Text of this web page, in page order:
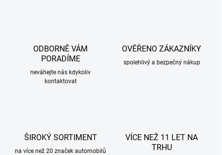
ODBORNĚ VÁM
PORADÍME
neváhejte nás kdykoliv
kontaktovat
OVĚŘENO ZÁKAZNÍKY
spolehlivý a bezpečný nákup
ŠIROKÝ SORTIMENT
na více než 20 značek automobilů
VÍCE NEŽ 11 LET NA
TRHU